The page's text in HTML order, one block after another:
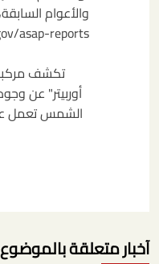
والأعوام
asap-reports/.
تكشف مركبة
أوربيتر" عن
الشمس تعمل
آخبار متعلقة بالموضوع